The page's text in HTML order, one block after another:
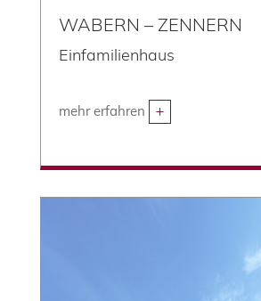
WABERN – ZENNERN
Einfamilienhaus
mehr erfahren